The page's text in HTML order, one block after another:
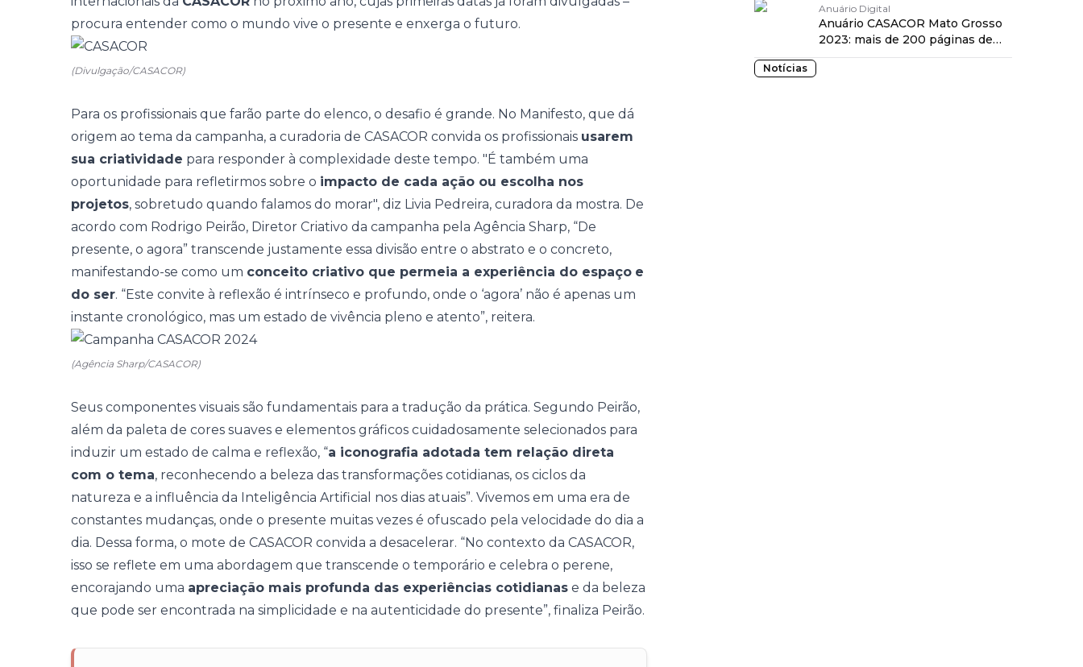
procura entender como o mundo vive o presente e enxerga o futuro.
(Divulgação/CASACOR)
Para os profissionais que farão parte do elenco, o desafio é grande. No Manifesto, que dá
origem ao tema da campanha, a curadoria de CASACOR convida os profissionais usarem
sua criatividade para responder à complexidade deste tempo. "É também uma
oportunidade para refletirmos sobre o impacto de cada ação ou escolha nos
projetos, sobretudo quando falamos do morar", diz Livia Pedreira, curadora da mostra. De
acordo com Rodrigo Peirão, Diretor Criativo da campanha pela Agência Sharp, “De
presente, o agora” transcende justamente essa divisão entre o abstrato e o concreto,
manifestando-se como um conceito criativo que permeia a experiência do espaço e
do ser. “Este convite à reflexão é intrínseco e profundo, onde o ‘agora’ não é apenas um
instante cronológico, mas um estado de vivência pleno e atento”, reitera.
(Agência Sharp/CASACOR)
Seus componentes visuais são fundamentais para a tradução da prática. Segundo Peirão,
além da paleta de cores suaves e elementos gráficos cuidadosamente selecionados para
induzir um estado de calma e reflexão, “a iconografia adotada tem relação direta
com o tema, reconhecendo a beleza das transformações cotidianas, os ciclos da
natureza e a influência da Inteligência Artificial nos dias atuais”. Vivemos em uma era de
constantes mudanças, onde o presente muitas vezes é ofuscado pela velocidade do dia a
dia. Dessa forma, o mote de CASACOR convida a desacelerar. “No contexto da CASACOR,
isso se reflete em uma abordagem que transcende o temporário e celebra o perene,
encorajando uma apreciação mais profunda das experiências cotidianas e da beleza
que pode ser encontrada na simplicidade e na autenticidade do presente”, finaliza Peirão.
Anuário Digital
Anuário CASACOR Mato Grosso
2023: mais de 200 páginas de
pura inspiração!
Notícias